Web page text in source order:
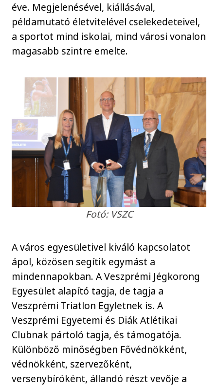
éve. Megjelenésével, kiállásával,
példamutató életvitelével cselekedeteivel,
a sportot mind iskolai, mind városi vonalon
magasabb szintre emelte.
Fotó: VSZC
A város egyesületivel kiváló kapcsolatot
ápol, közösen segítik egymást a
mindennapokban. A Veszprémi Jégkorong
Egyesület alapító tagja, de tagja a
Veszprémi Triatlon Egyletnek is. A
Veszprémi Egyetemi és Diák Atlétikai
Clubnak pártoló tagja, és támogatója.
Különböző minőségben Fővédnökként,
védnökként, szervezőként,
versenybíróként, állandó részt vevője a